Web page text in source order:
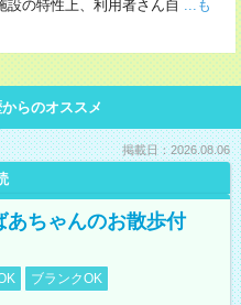
の特性上、利用者さん自 ...も
らのオススメ
掲載日：2026.08.06
あちゃんのお散歩付
ブランクOK